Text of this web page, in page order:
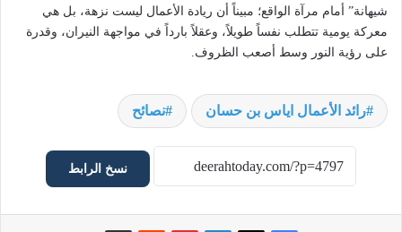
شيهانة” أمام مرآة الواقع؛ مبيناً أن ريادة الأعمال ليست نزهة، بل هي
معركة يومية تتطلب نفساً طويلاً، وعقلاً بارداً في مواجهة النيران، وقدرة
على رؤية النور وسط أصعب الظروف.
رائد الأعمال اياس بن حسان نصائح
نسخ الرابط